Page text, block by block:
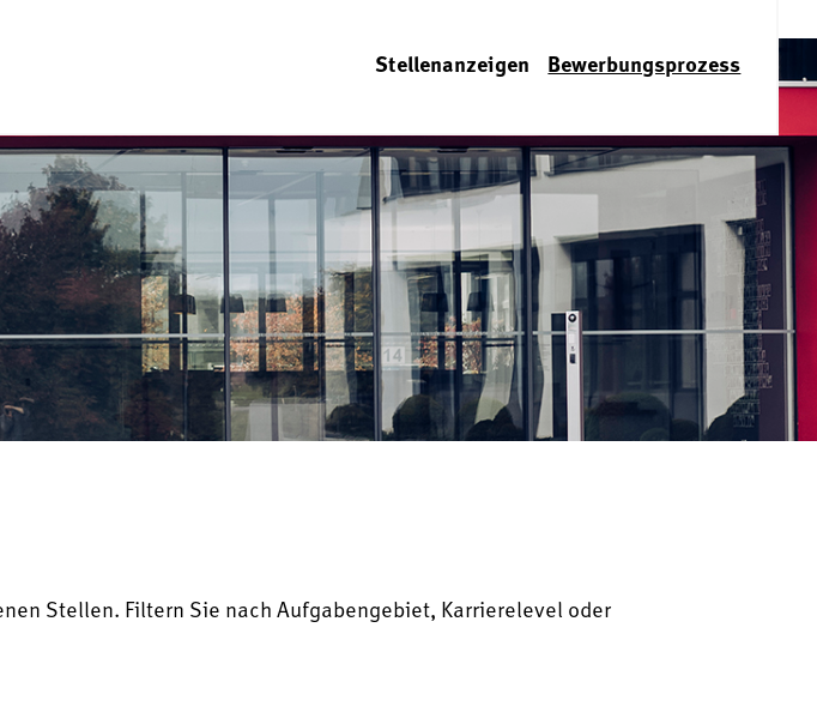
Stellenanzeigen Bewerbungsprozess
Stellen. Filtern Sie nach Aufgabengebiet, Karrierelevel oder